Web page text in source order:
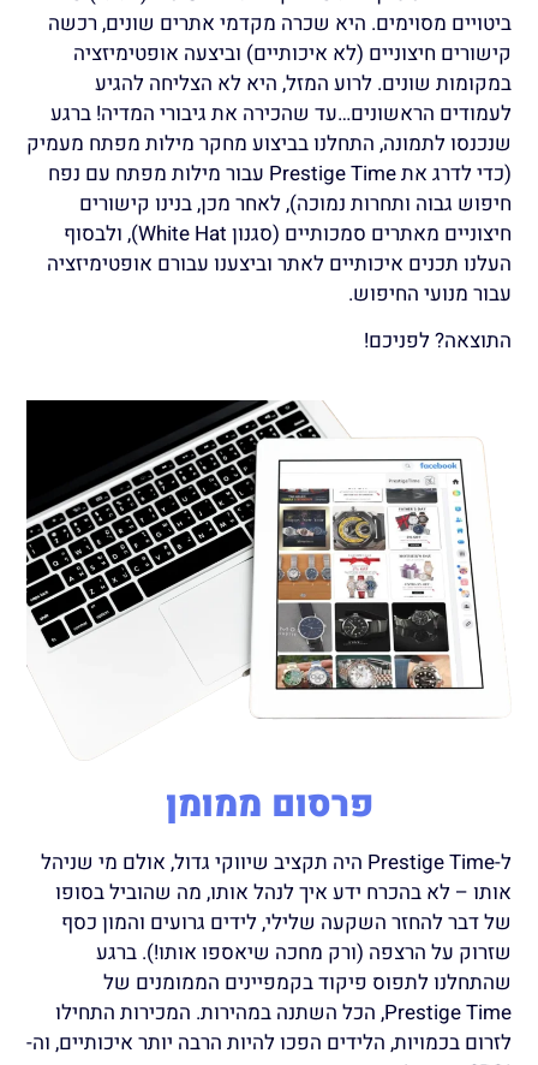
ביטויים מסוימים. היא שכרה מקדמי אתרים שונים, רכשה
קישורים חיצוניים (לא איכותיים) וביצעה אופטימיזציה
במקומות שונים. לרוע המזל, היא לא הצליחה להגיע
לעמודים הראשונים…עד שהכירה את גיבורי המדיה! ברגע
שנכנסו לתמונה, התחלנו בביצוע מחקר מילות מפתח מעמיק
(כדי לדרג את Prestige Time עבור מילות מפתח עם נפח
חיפוש גבוה ותחרות נמוכה), לאחר מכן, בנינו קישורים
חיצוניים מאתרים סמכותיים (סגנון White Hat), ולבסוף
העלנו תכנים איכותיים לאתר וביצענו עבורם אופטימיזציה
עבור מנועי החיפוש.
התוצאה? לפניכם!
פרסום ממומן
ל-Prestige Time היה תקציב שיווקי גדול, אולם מי שניהל
אותו – לא בהכרח ידע איך לנהל אותו, מה שהוביל בסופו
של דבר להחזר השקעה שלילי, לידים גרועים והמון כסף
שזרוק על הרצפה (ורק מחכה שיאספו אותו!). ברגע
שהתחלנו לתפוס פיקוד בקמפיינים הממומנים של
Prestige Time, הכל השתנה במהירות. המכירות התחילו
לזרום בכמויות, הלידים הפכו להיות הרבה יותר איכותיים, וה-